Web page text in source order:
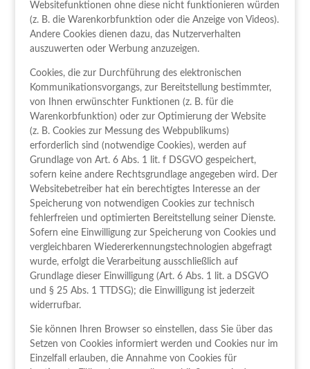
Websitefunktionen ohne diese nicht funktionieren würden
(z. B. die Warenkorbfunktion oder die Anzeige von Videos).
Andere Cookies dienen dazu, das Nutzerverhalten
auszuwerten oder Werbung anzuzeigen.
Cookies, die zur Durchführung des elektronischen
Kommunikationsvorgangs, zur Bereitstellung bestimmter,
von Ihnen erwünschter Funktionen (z. B. für die
Warenkorbfunktion) oder zur Optimierung der Website
(z. B. Cookies zur Messung des Webpublikums)
erforderlich sind (notwendige Cookies), werden auf
Grundlage von Art. 6 Abs. 1 lit. f DSGVO gespeichert,
sofern keine andere Rechtsgrundlage angegeben wird. Der
Websitebetreiber hat ein berechtigtes Interesse an der
Speicherung von notwendigen Cookies zur technisch
fehlerfreien und optimierten Bereitstellung seiner Dienste.
Sofern eine Einwilligung zur Speicherung von Cookies und
vergleichbaren Wiedererkennungstechnologien abgefragt
wurde, erfolgt die Verarbeitung ausschließlich auf
Grundlage dieser Einwilligung (Art. 6 Abs. 1 lit. a DSGVO
und § 25 Abs. 1 TTDSG); die Einwilligung ist jederzeit
widerrufbar.
Sie können Ihren Browser so einstellen, dass Sie über das
Setzen von Cookies informiert werden und Cookies nur im
Einzelfall erlauben, die Annahme von Cookies für